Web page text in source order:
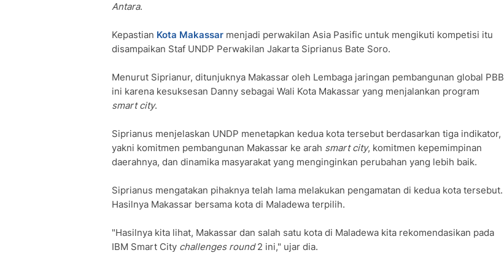
Antara.
Kepastian Kota Makassar menjadi perwakilan Asia Pasific untuk mengikuti kompetisi itu
disampaikan Staf UNDP Perwakilan Jakarta Siprianus Bate Soro.
Menurut Siprianur, ditunjuknya Makassar oleh Lembaga jaringan pembangunan global PBB
ini karena kesuksesan Danny sebagai Wali Kota Makassar yang menjalankan program
smart city.
Siprianus menjelaskan UNDP menetapkan kedua kota tersebut berdasarkan tiga indikator,
yakni komitmen pembangunan Makassar ke arah smart city, komitmen kepemimpinan
daerahnya, dan dinamika masyarakat yang menginginkan perubahan yang lebih baik.
Siprianus mengatakan pihaknya telah lama melakukan pengamatan di kedua kota tersebut.
Hasilnya Makassar bersama kota di Maladewa terpilih.
"Hasilnya kita lihat, Makassar dan salah satu kota di Maladewa kita rekomendasikan pada
IBM Smart City challenges round2 ini," ujar dia.